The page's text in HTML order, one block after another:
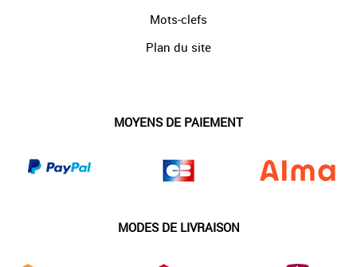
Mots-clefs
Plan du site
MOYENS DE PAIEMENT
MODES DE LIVRAISON